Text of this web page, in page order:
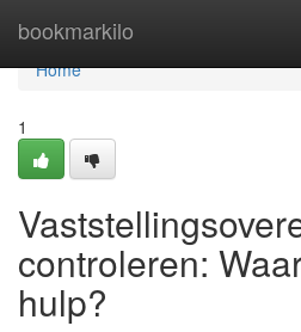
bookmarkilo
Home
Home
1
controleren:
hulp?